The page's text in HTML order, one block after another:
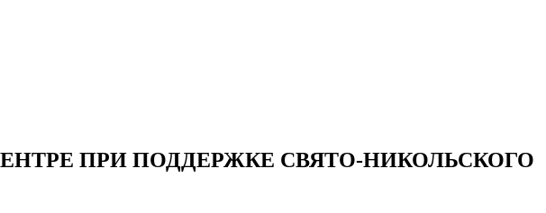
ПРИ ПОДДЕРЖКЕ СВЯТО-НИКОЛЬСКОГО